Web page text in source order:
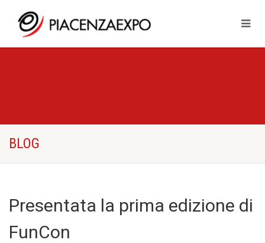
BLOG
Presentata la prima edizione di
FunCon